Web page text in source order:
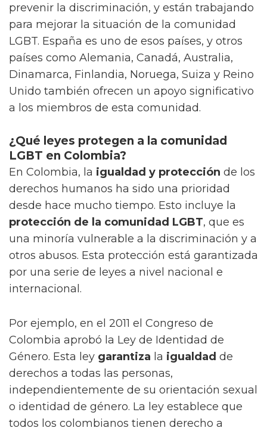
prevenir la discriminación, y están trabajando
para mejorar la situación de la comunidad
LGBT. España es uno de esos países, y otros
países como Alemania, Canadá, Australia,
Dinamarca, Finlandia, Noruega, Suiza y Reino
Unido también ofrecen un apoyo significativo
a los miembros de esta comunidad.
¿Qué leyes protegen a la comunidad
LGBT en Colombia?
En Colombia, la igualdad y protección de los
derechos humanos ha sido una prioridad
desde hace mucho tiempo. Esto incluye la
protección de la comunidad LGBT, que es
una minoría vulnerable a la discriminación y a
otros abusos. Esta protección está garantizada
por una serie de leyes a nivel nacional e
internacional.
Por ejemplo, en el 2011 el Congreso de
Colombia aprobó la Ley de Identidad de
Género. Esta ley garantiza la igualdad de
derechos a todas las personas,
independientemente de su orientación sexual
o identidad de género. La ley establece que
todos los colombianos tienen derecho a